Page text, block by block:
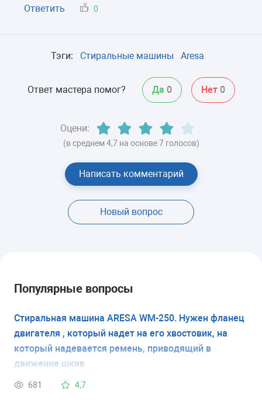
Ответить
0
Тэги: Стиральные машины Aresa
Ответ мастера помог? Да 0 Нет 0
Оцени:
(в среднем 4,7 на основе 7 голосов)
Написать комментарий
Новый вопрос
Популярные вопросы
Стиральная машина ARESA WM-250. Нужен фланец
двигателя , который надет на его хвостовик, на
который надевается ремень, приводящий в
движение шкив
681 4,7